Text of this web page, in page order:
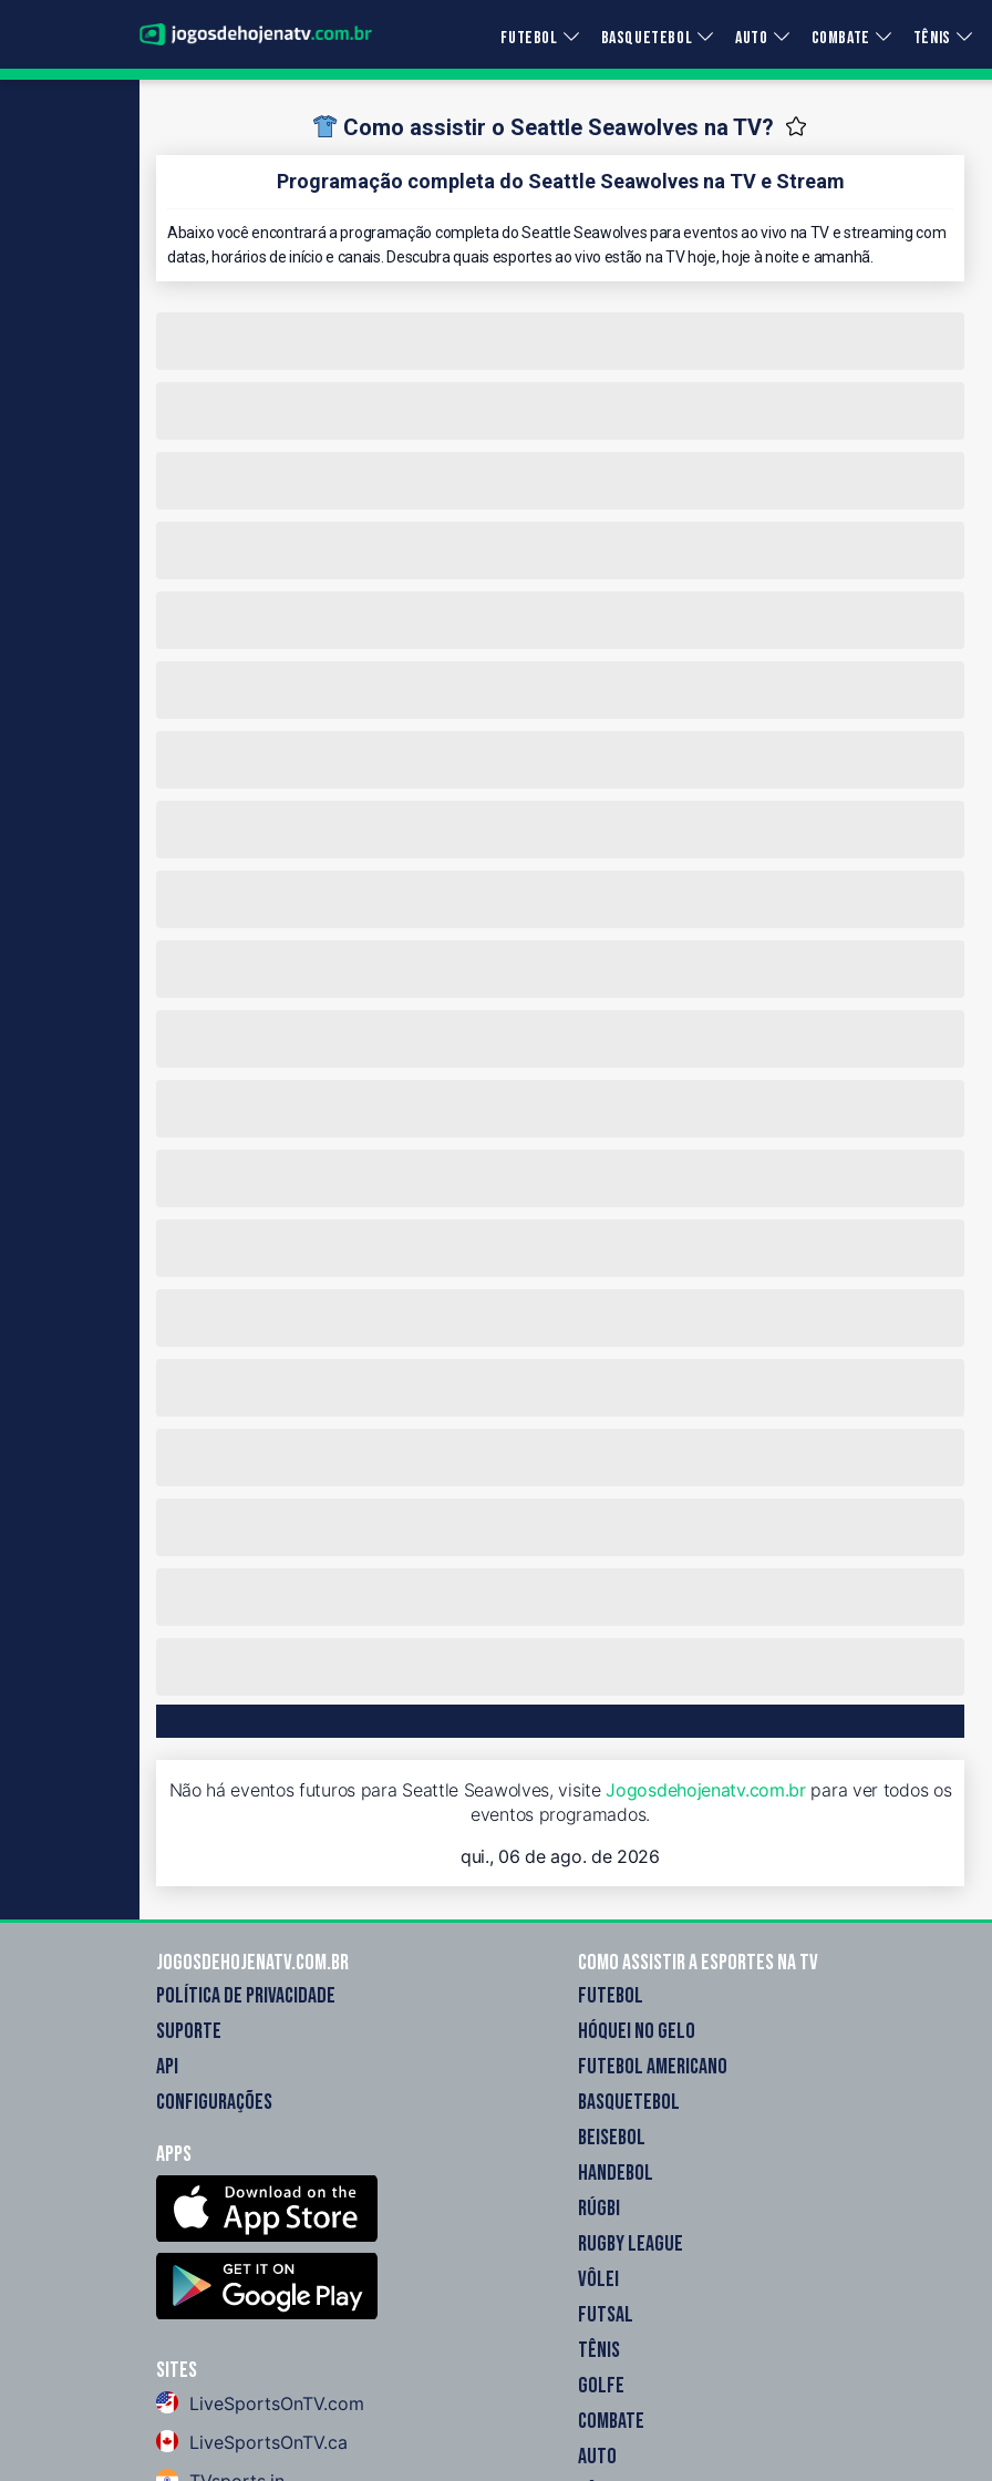
FUTEBOL BASQUETEBOL AUTO COMBATE TÊNIS
Como assistir o Seattle Seawolves na TV?
Programação completa do Seattle Seawolves na TV e Stream
Abaixo você encontrará a programação completa do Seattle Seawolves para eventos ao vivo na TV e streaming com
datas, horários de início e canais. Descubra quais esportes ao vivo estão na TV hoje, hoje à noite e amanhã.
Não há eventos futuros para Seattle Seawolves, visiteJogosdehojenatv.com.brpara ver todos os
eventos programados.
qui., 06 de ago. de 2026
Jogosdehojenatv.com.br
POLÍTICA DE PRIVACIDADE
SUPORTE
API
CONFIGURAÇÕES
Apps
Sites
LiveSportsOnTV.com
LiveSportsOnTV.ca
Como assistir a esportes na TV
FUTEBOL
HÓQUEI NO GELO
FUTEBOL AMERICANO
BASQUETEBOL
BEISEBOL
HANDEBOL
RÚGBI
RUGBY LEAGUE
VÔLEI
FUTSAL
TÊNIS
GOLFE
COMBATE
AUTO